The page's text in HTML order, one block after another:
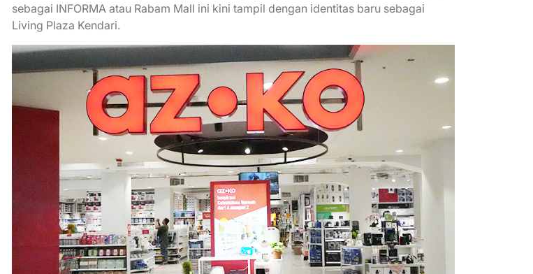
sebagai INFORMA atau Rabam Mall ini kini tampil dengan identitas baru sebagai
Living Plaza Kendari.